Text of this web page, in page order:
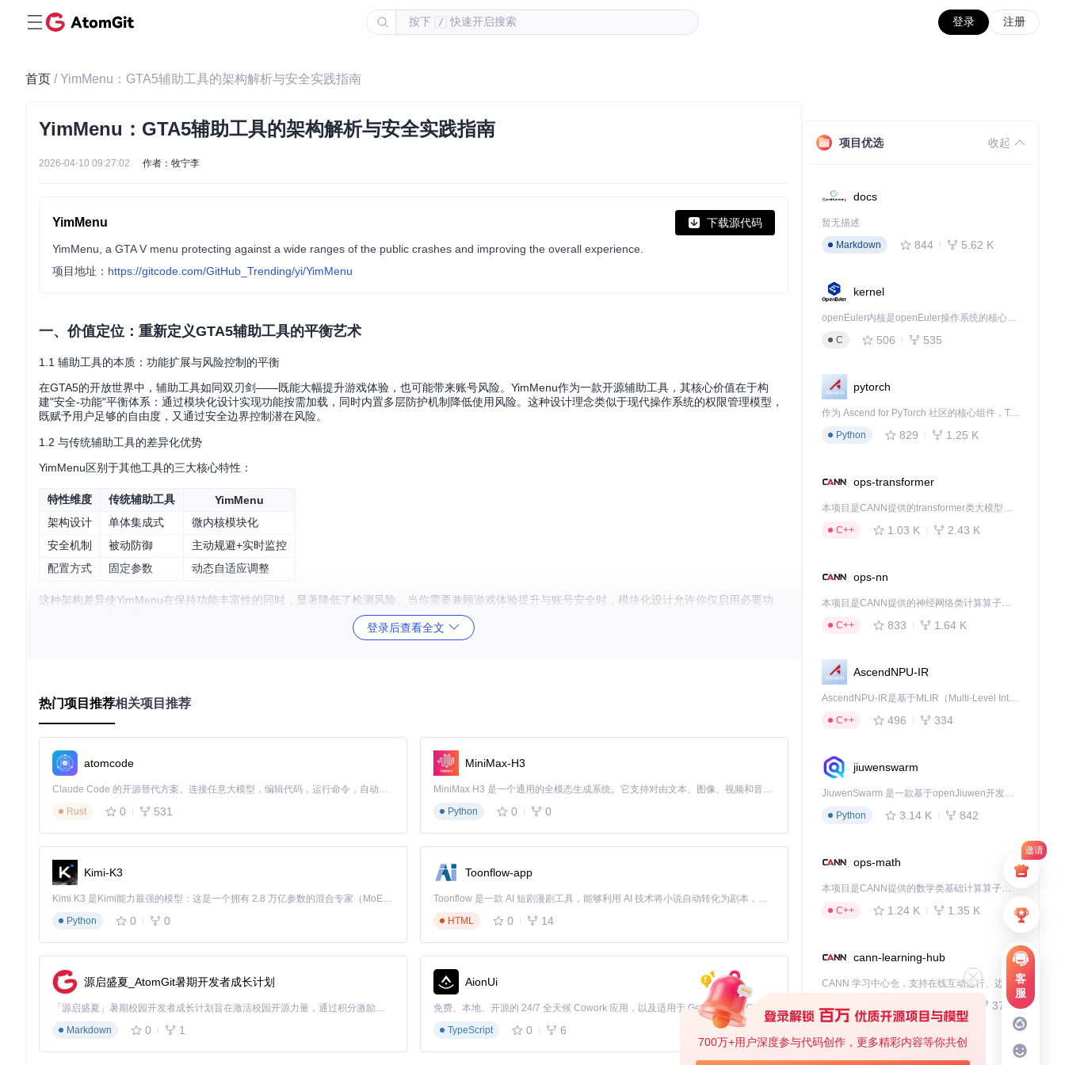
按下 / 快速开启搜索 登录 注册
邀请
客
服
700万+用户深度参与代码创作，更多精彩内容等你共创
首页 / YimMenu：GTA5辅助工具的架构解析与安全实践指南
YimMenu：GTA5辅助工具的架构解析与安全实践指南
2026-04-10 09:27:02 作者：牧宁李
YimMenu 下载源代码
YimMenu, a GTA V menu protecting against a wide ranges of the public crashes and improving the overall experience.
项目地址： https://gitcode.com/GitHub_Trending/yi/YimMenu
一、价值定位：重新定义GTA5辅助工具的平衡艺术
1.1 辅助工具的本质：功能扩展与风险控制的平衡
在GTA5的开放世界中，辅助工具如同双刃剑——既能大幅提升游戏体验，也可能带来账号风险。YimMenu作为一款开源辅助工具，其核心价值在于构
建"安全-功能"平衡体系：通过模块化设计实现功能按需加载，同时内置多层防护机制降低使用风险。这种设计理念类似于现代操作系统的权限管理模型，
既赋予用户足够的自由度，又通过安全边界控制潜在风险。
1.2 与传统辅助工具的差异化优势
YimMenu区别于其他工具的三大核心特性：
特性维度 传统辅助工具
YimMenu
架构设计
单体集成式
微内核模块化
安全机制
被动防御
主动规避+实时监控
配置方式
固定参数 动态自适应调整
这种架构差异使YimMenu在保持功能丰富性的同时，显著降低了检测风险。当你需要兼顾游戏体验提升与账号安全时，模块化设计允许你仅启用必要功
：始终根据当前游戏环境动态调整功能组合，在公开战局优先启用防护模块，在私人战局再逐步开放增强功能。
2.1 核心架构：插件化功能体系
核心层 ：负责内存管理、进程通信和基础安全防护
服务层
功能层 ：以插件形式实现具体功能，如武器强化、环境修改等
这种设计带来三大优势：功能按需加载、风险隔离、便于更新维护。查看源码目录结构可发现，src/services/
模块均可独立启用或禁用。
2.2 编译构建：从源码到可执行文件的转化
获取并构建YimMenu的核心步骤：
git clone
build/Release
目录找到最终产物。
了解依赖项变化。
登录后查看全文
热门项目推荐相关项目推荐
atomcode
Claude Code 的开源替代方案。连接任意大模型，编辑代码，运行命令，自动验证 — 全自动执行。用 Rust 构建，极致性能。 ｜ An open-source alternative to Claude Code. Connect any LLM, edit code, run commands, and verify changes — autonomously. Built in Rust for speed. Get Started
Rust
0 531
MiniMax-H3
MiniMax H3 是一个通用的全模态生成系统。它支持对由文本、图像、视频和音频组成的多模态上下文进行统一理解，并能生成分辨率高达 2K、时长可达 15 秒的带原生立体声音频的视频。得益于面向任务泛化的系统设计，H3 在预训练阶段就已具备广泛的多模态上下文理解与生成能力，能够出色地执行复杂的多模态指令。
Python
0 0
Kimi-K3
Kimi K3 是Kimi能力最强的模型：这是一个拥有 2.8 万亿参数的混合专家（MoE）模型，具备原生视觉理解能力，并支持 100 万 token 的上下文窗口。
Python
0 0
Toonflow-app
Toonflow 是一款 AI 短剧漫剧工具，能够利用 AI 技术将小说自动转化为剧本，并结合 AI 生成的图片和视频，实现高效的短剧创作。借助 Toonflow，可以轻松完成从文字到影像的全流程，让短剧制作变得更加智能与便捷。
HTML
0 14
源启盛夏_AtomGit暑期开发者成长计划
「源启盛夏」暑期校园开发者成长计划旨在激活校园开源力量，通过积分激励、认证扶持、资源倾斜等形式，引导高校组织和开发者完成「入驻 — 建项目 — 做贡献 — 获认证 — 得资源」的完整闭环。无论你是想带领社团入驻平台的组织者，还是希望用代码贡献证明自己的开发者，都能在这里找到属于你的成长路径。
Markdown
0 1
AionUi
免费、本地、开源的 24/7 全天候 Cowork 应用，以及适用于 Gemini CLI、Claude Code、Codex、OpenCode、Qwen Code、Goose CLI、Auggie 等的 OpenClaw | 🌟 喜欢就点star吧
TypeScript
0 6
项目优选 收起
docs
暂无描述
Markdown
844 5.62 K
kernel
openEuler内核是openEuler操作系统的核心，既是系统性能与稳定性的基石，也是连接处理器、设备与服务的桥梁。
C
506 535
pytorch
作为 Ascend for PyTorch 社区的核心组件，TorchNPU 是昇腾专为 PyTorch 打造的深度学习适配插件，使 PyTorch 框架能够直接调用昇腾 NPU，为开发者提供昇腾 AI 处理器的超强算力。
Python
829 1.25 K
ops-transformer
本项目是CANN提供的transformer类大模型算子库，实现网络在NPU上加速计算。
C++
1.03 K 2.43 K
ops-nn
本项目是CANN提供的神经网络类计算算子库，实现网络在NPU上加速计算。
C++
833 1.64 K
AscendNPU-IR
AscendNPU-IR是基于MLIR（Multi-Level Intermediate Representation）构建的，面向昇腾亲和算子编译时使用的中间表示，提供昇腾完备表达能力，通过编译优化提升昇腾AI处理器计算效率，支持通过生态框架使能昇腾AI处理器与深度调优
C++
496 334
jiuwenswarm
JiuwenSwarm 是一款基于openJiuwen开发的智能AI Agent，它能够将大语言模型的强大能力，通过你日常使用的各类通讯应用，直接延伸至你的指尖。
Python
3.14 K 842
ops-math
本项目是CANN提供的数学类基础计算算子库，实现网络在NPU上加速计算。
C++
1.24 K 1.35 K
cann-learning-hub
Jupyter Notebook
372
kernel